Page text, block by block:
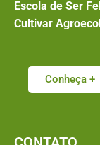
Escola de Ser
Cultivar
Conheça +